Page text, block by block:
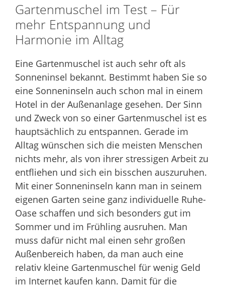
Gartenmuschel im Test – Für
mehr Entspannung und
Harmonie im Alltag
Eine Gartenmuschel ist auch sehr oft als
Sonneninsel bekannt. Bestimmt haben Sie so
eine Sonneninseln auch schon mal in einem
Hotel in der Außenanlage gesehen. Der Sinn
und Zweck von so einer Gartenmuschel ist es
hauptsächlich zu entspannen. Gerade im
Alltag wünschen sich die meisten Menschen
nichts mehr, als von ihrer stressigen Arbeit zu
entfliehen und sich ein bisschen auszuruhen.
Mit einer Sonneninseln kann man in seinem
eigenen Garten seine ganz individuelle Ruhe-
Oase schaffen und sich besonders gut im
Sommer und im Frühling ausruhen. Man
muss dafür nicht mal einen sehr großen
Außenbereich haben, da man auch eine
relativ kleine Gartenmuschel für wenig Geld
im Internet kaufen kann. Damit für die